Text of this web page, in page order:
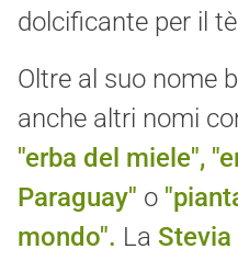
dolcificante per il
Oltre al suo nome
anche altri nomi
"erba del miele",
Paraguay" o
mondo". La Stevia